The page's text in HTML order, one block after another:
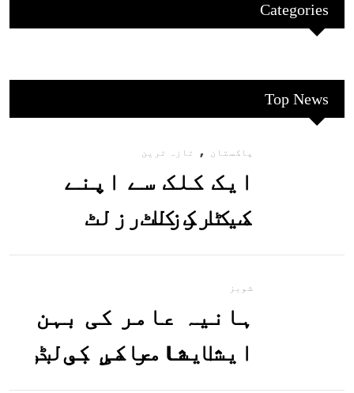
Categories
Top News
پاکستان , تازہ ترین
ایک کلک سے اپنے
میٹرک کا رزلٹ
معلوم کریں
شوبز
ہانیہ عامر کی بہن
ایشا عامر کی بولڈ